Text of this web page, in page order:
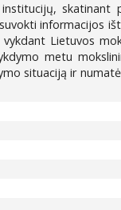
skatinant
informacijos
Lietuvos
metu
situaciją ir